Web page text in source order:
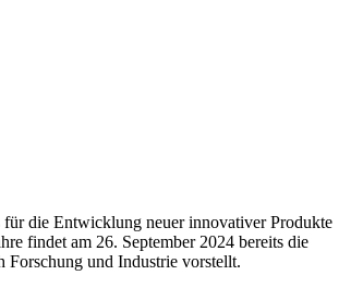
die Entwicklung neuer innovativer Produkte
findet am 26. September 2024 bereits die
Forschung und Industrie vorstellt.